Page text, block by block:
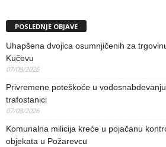
POSLEDNJE OBJAVE
Uhapšena dvojica osumnjičenih za
Kučevu
07/08/2026
Privremene poteškoće u
trafostanici
07/08/2026
Komunalna milicija kreće u pojačanu
objekata u Požarevcu